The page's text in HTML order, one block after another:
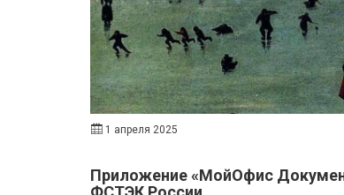
1 апреля 2025
Приложение «МойОфис